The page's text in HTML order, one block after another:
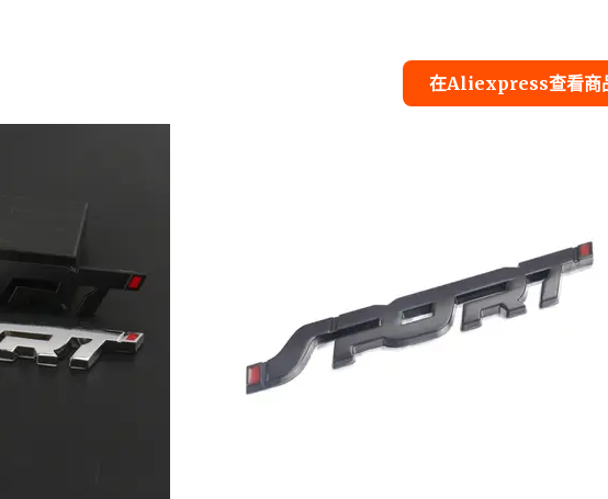
在Aliexpress查看商